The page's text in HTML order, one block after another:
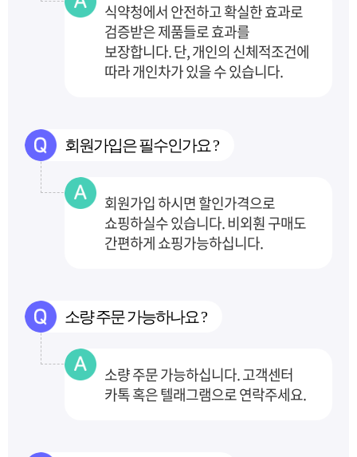
식약청에서 안전하고 확실한 효과로
검증받은 제품들로 효과를
보장합니다.단, 개인의 신체적조건에
따라 개인차가 있을 수 있습니다.
회원가입은 필수인가요 ?
회원가입 하시면 할인가격으로
쇼핑하실수 있습니다. 비외훤 구매도
간편하게 쇼핑가능하십니다.
소량 주문 가능하나요 ?
소량 주문 가능하십니다. 고객센터
카톡 혹은 텔래그램으로 연락주세요.